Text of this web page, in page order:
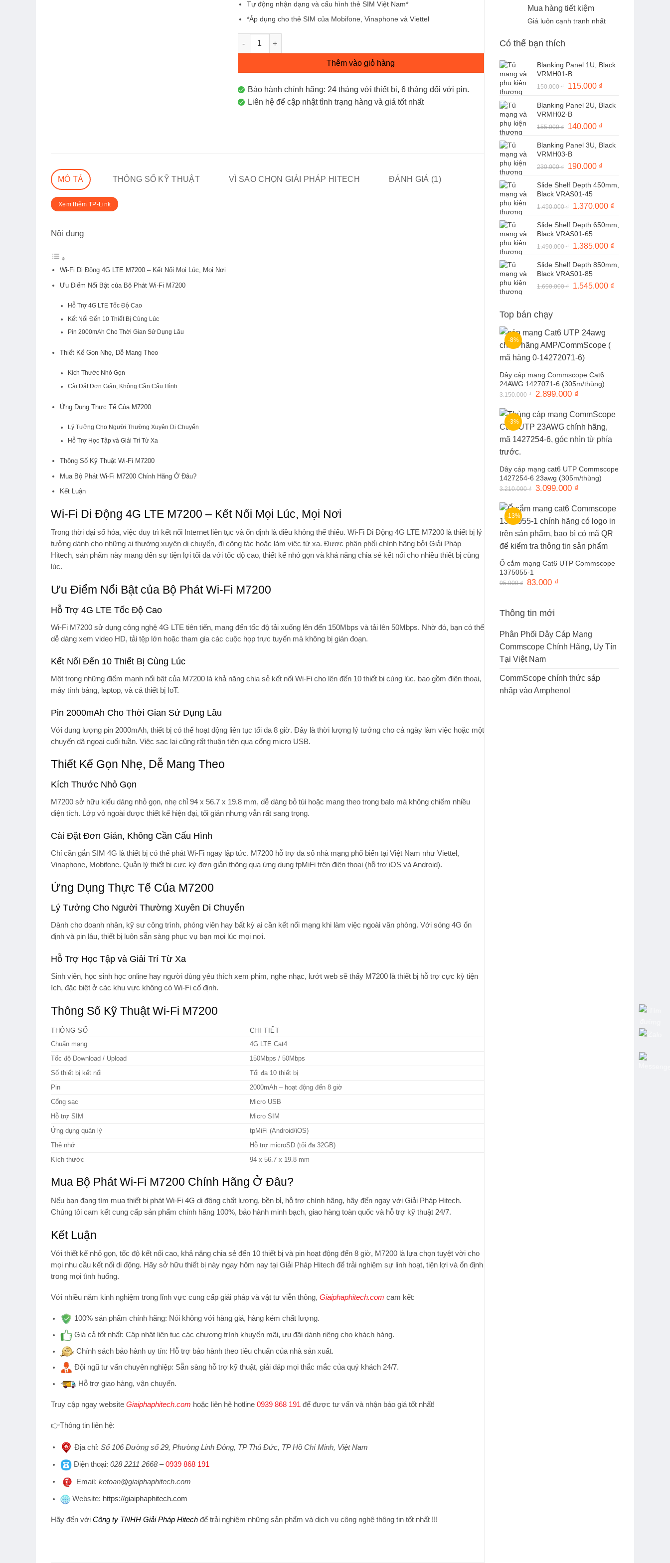
Mua hàng tiết kiệm
Giá luôn cạnh tranh nhất
Có thể bạn thích
Blanking Panel 1U, Black
VRMH01-B
150.000₫
Giá
là:
150.000 ₫.
115.000 ₫
tại
Blanking Panel 2U, Black
VRMH02-B
155.000₫
Giá
là:
155.000 ₫.
140.000 ₫
tại
Blanking Panel 3U, Black
VRMH03-B
230.000₫
Giá
là:
230.000 ₫.
190.000 ₫
tại
190.000 ₫.
Slide Shelf Depth 450mm,
Black VRAS01-45
1.490.000₫
Giá
là:
1.490.000 ₫.
1.370.000 ₫
tại
Slide Shelf Depth 650mm,
Black VRAS01-65
1.490.000₫
Giá
là:
1.490.000 ₫.
1.385.000 ₫
tại
Slide Shelf Depth 850mm,
Black VRAS01-85
1.690.000₫
Giá
1.545.000 ₫
Top bán chạy
-8%
Dây cáp mạng Commscope Cat6
24AWG 1427071-6 (305m/thùng)
3.150.000₫
Giá
3.150.000 ₫.
2.899.000 ₫
là:
2.899.000 ₫.
-3%
Dây cáp mạng cat6 UTP Commscope
1427254-6 23awg (305m/thùng)
3.210.000₫
Giá
3.210.000 ₫.
3.099.000 ₫
là:
3.099.000 ₫.
-13%
Ổ cắm mạng Cat6 UTP Commscope
1375055-1
95.000₫ Giá
83.000 ₫
Thông tin mới
Phân Phối Dây Cáp Mạng
Commscope Chính Hãng, Uy Tín
Tại Việt Nam
CommScope chính thức sáp
nhập vào Amphenol
Tự động nhận dạng và cấu hình thẻ SIM Việt Nam*
*Áp dụng cho thẻ SIM của Mobifone, Vinaphone và Viettel
Wi-Fi Di động 4G LTE M7200 số lượng
Thêm vào giỏ hàng
Bảo hành chính hãng: 24 tháng với thiết bị, 6 tháng đối với pin.
Liên hệ để cập nhật tình trạng hàng và giá tốt nhất
MÔ TẢ THÔNG SỐ KỸ THUẬT VÌ SAO CHỌN GIẢI PHÁP HITECH ĐÁNH GIÁ (1)
Xem thêm TP-Link
Nội dung
Wi-Fi Di Động 4G LTE M7200 – Kết Nối Mọi Lúc, Mọi Nơi
Ưu Điểm Nổi Bật của Bộ Phát Wi-Fi M7200
Hỗ Trợ 4G LTE Tốc Độ Cao
Kết Nối Đến 10 Thiết Bị Cùng Lúc
Pin 2000mAh Cho Thời Gian Sử Dụng Lâu
Thiết Kế Gọn Nhẹ, Dễ Mang Theo
Kích Thước Nhỏ Gọn
Cài Đặt Đơn Giản, Không Cần Cấu Hình
Ứng Dụng Thực Tế Của M7200
Lý Tưởng Cho Người Thường Xuyên Di Chuyển
Hỗ Trợ Học Tập và Giải Trí Từ Xa
Thông Số Kỹ Thuật Wi-Fi M7200
Mua Bộ Phát Wi-Fi M7200 Chính Hãng Ở Đâu?
Kết Luận
Wi-Fi Di Động 4G LTE M7200 – Kết Nối Mọi Lúc, Mọi Nơi
Trong thời đại số hóa, việc duy trì kết nối Internet liên tục và ổn định là điều không thể thiếu. Wi-Fi Di Động 4G LTE M7200 là thiết bị lý
tưởng dành cho những ai thường xuyên di chuyển, đi công tác hoặc làm việc từ xa. Được phân phối chính hãng bởi Giải Pháp
Hitech, sản phẩm này mang đến sự tiện lợi tối đa với tốc độ cao, thiết kế nhỏ gọn và khả năng chia sẻ kết nối cho nhiều thiết bị cùng
lúc.
Ưu Điểm Nổi Bật của Bộ Phát Wi-Fi M7200
Hỗ Trợ 4G LTE Tốc Độ Cao
Wi-Fi M7200 sử dụng công nghệ 4G LTE tiên tiến, mang đến tốc độ tải xuống lên đến 150Mbps và tải lên 50Mbps. Nhờ đó, bạn có thể
dễ dàng xem video HD, tải tệp lớn hoặc tham gia các cuộc họp trực tuyến mà không bị gián đoạn.
Kết Nối Đến 10 Thiết Bị Cùng Lúc
Một trong những điểm mạnh nổi bật của M7200 là khả năng chia sẻ kết nối Wi-Fi cho lên đến 10 thiết bị cùng lúc, bao gồm điện thoại,
máy tính bảng, laptop, và cả thiết bị IoT.
Pin 2000mAh Cho Thời Gian Sử Dụng Lâu
Với dung lượng pin 2000mAh, thiết bị có thể hoạt động liên tục tối đa 8 giờ. Đây là thời lượng lý tưởng cho cả ngày làm việc hoặc một
chuyến dã ngoại cuối tuần. Việc sạc lại cũng rất thuận tiện qua cổng micro USB.
Thiết Kế Gọn Nhẹ, Dễ Mang Theo
Kích Thước Nhỏ Gọn
M7200 sở hữu kiểu dáng nhỏ gọn, nhẹ chỉ 94 x 56.7 x 19.8 mm, dễ dàng bỏ túi hoặc mang theo trong balo mà không chiếm nhiều
diện tích. Lớp vỏ ngoài được thiết kế hiện đại, tối giản nhưng vẫn rất sang trọng.
Cài Đặt Đơn Giản, Không Cần Cấu Hình
Chỉ cần gắn SIM 4G là thiết bị có thể phát Wi-Fi ngay lập tức. M7200 hỗ trợ đa số nhà mạng phổ biến tại Việt Nam như Viettel,
Vinaphone, Mobifone. Quản lý thiết bị cực kỳ đơn giản thông qua ứng dụng tpMiFi trên điện thoại (hỗ trợ iOS và Android).
Ứng Dụng Thực Tế Của M7200
Lý Tưởng Cho Người Thường Xuyên Di Chuyển
Dành cho doanh nhân, kỹ sư công trình, phóng viên hay bất kỳ ai cần kết nối mạng khi làm việc ngoài văn phòng. Với sóng 4G ổn
định và pin lâu, thiết bị luôn sẵn sàng phục vụ bạn mọi lúc mọi nơi.
Hỗ Trợ Học Tập và Giải Trí Từ Xa
Sinh viên, học sinh học online hay người dùng yêu thích xem phim, nghe nhạc, lướt web sẽ thấy M7200 là thiết bị hỗ trợ cực kỳ tiện
ích, đặc biệt ở các khu vực không có Wi-Fi cố định.
Thông Số Kỹ Thuật Wi-Fi M7200
THÔNG SỐ
CHI TIẾT
Chuẩn mạng
4G LTE Cat4
Tốc độ Download / Upload
150Mbps / 50Mbps
Số thiết bị kết nối
Tối đa 10 thiết bị
Pin
2000mAh – hoạt động đến 8 giờ
Cổng sạc
Micro USB
Hỗ trợ SIM
Micro SIM
Ứng dụng quản lý
tpMiFi (Android/iOS)
Thẻ nhớ
Hỗ trợ microSD (tối đa 32GB)
Kích thước
94 x 56.7 x 19.8 mm
Mua Bộ Phát Wi-Fi M7200 Chính Hãng Ở Đâu?
Nếu bạn đang tìm mua thiết bị phát Wi-Fi 4G di động chất lượng, bền bỉ, hỗ trợ chính hãng, hãy đến ngay với Giải Pháp Hitech.
Chúng tôi cam kết cung cấp sản phẩm chính hãng 100%, bảo hành minh bạch, giao hàng toàn quốc và hỗ trợ kỹ thuật 24/7.
Kết Luận
Với thiết kế nhỏ gọn, tốc độ kết nối cao, khả năng chia sẻ đến 10 thiết bị và pin hoạt động đến 8 giờ, M7200 là lựa chọn tuyệt vời cho
mọi nhu cầu kết nối di động. Hãy sở hữu thiết bị này ngay hôm nay tại Giải Pháp Hitech để trải nghiệm sự linh hoạt, tiện lợi và ổn định
trong mọi tình huống.
Với nhiều năm kinh nghiệm trong lĩnh vực cung cấp giải pháp và vật tư viễn thông, Giaiphaphitech.com cam kết:
100% sản phẩm chính hãng: Nói không với hàng giả, hàng kém chất lượng.
Giá cả tốt nhất: Cập nhật liên tục các chương trình khuyến mãi, ưu đãi dành riêng cho khách hàng.
Chính sách bảo hành uy tín: Hỗ trợ bảo hành theo tiêu chuẩn của nhà sản xuất.
Đội ngũ tư vấn chuyên nghiệp: Sẵn sàng hỗ trợ kỹ thuật, giải đáp mọi thắc mắc của quý khách 24/7.
Hỗ trợgiao hàng, vận chuyển.
Truy cập ngay website Giaiphaphitech.com hoặc liên hệ hotline 0939 868 191 để được tư vấn và nhận báo giá tốt nhất!
👉Thông tin liên hệ:
Địa chỉ: Số 106 Đường số 29, Phường Linh Đông, TP Thủ Đức, TP Hồ Chí Minh, Việt Nam
Điện thoại: 028 2211 2668–0939 868 191
Email: ketoan@giaiphaphitech.com
Website: https://giaiphaphitech.com
Hãy đến với Công ty TNHH Giải Pháp Hitech để trải nghiệm những sản phẩm và dịch vụ công nghệ thông tin tốt nhất !!!